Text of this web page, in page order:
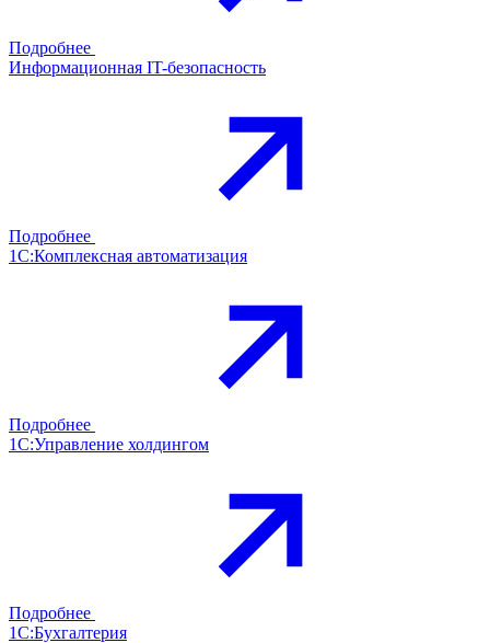
Подробнее
Информационная IT-безопасность
Подробнее
1С:Комплексная автоматизация
Подробнее
1С:Управление холдингом
Подробнее
1С:Бухгалтерия